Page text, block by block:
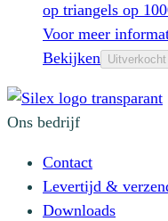
op triangels op
Voor meer
Bekijken Uitverkocht
Ons bedrijf
Contact
Levertijd &
Downloads